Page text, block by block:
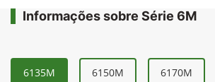
Informações sobre Série 6M
6135M 6150M 6170M